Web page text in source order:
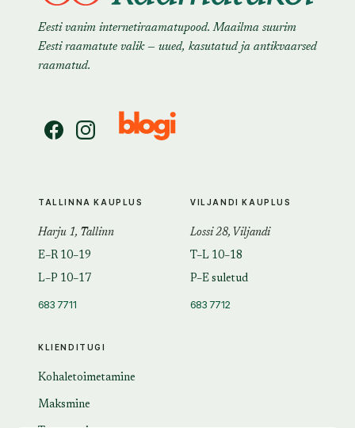
Eesti vanim internetiraamatupood. Maailma suurim
Eesti raamatute valik — uued, kasutatud ja antikvaarsed
raamatud.
KLIENDITUGI
Kohaletoimetamine
Maksmine
TALLINNA KAUPLUS
Harju 1, Tallinn
E–R 10–19
L–P 10–17
683 7711
VILJANDI KAUPLUS
Lossi 28, Viljandi
T–L 10–18
P–E suletud
683 7712